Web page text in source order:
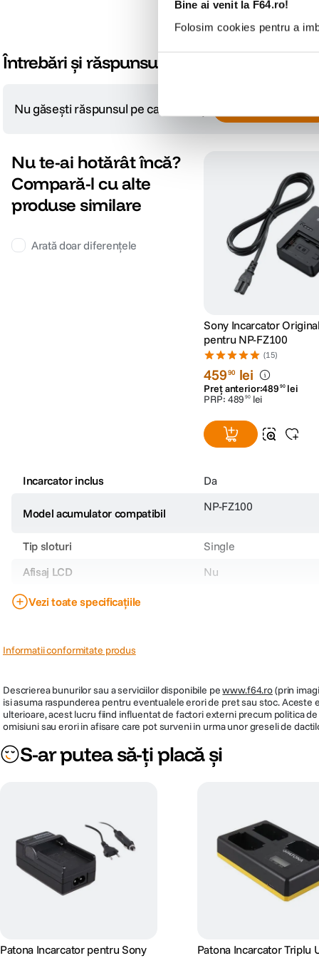
Bine ai venit la F64.ro!
Folosim cookies pentru a
Întrebări și răspunsuri
Nu găsești răspunsul pe care îl cauți?
Nu te-ai hotărât încă?
Compară-l cu alte
produse similare
Arată doar diferențele
Sony Incarcator
pentru NP-FZ100
(15)
45990 lei
Preț anterior:489 90 lei
PRP: 489 90 lei
Incarcator inclus Da
Model acumulator compatibil NP-FZ100
Tip sloturi Single
Afisaj LCD
Nu
Timp de incarcare
Port USB Nu
Alfa a9 , Alfa a7R III ,
Vezi toate specificațiile
Informatii conformitate produs
Descrierea bunurilor sau a serviciilor disponibile pewww.f64.ro(prin
isi asuma raspunderea pentru eventualele erori de pret sau stoc.
ulterioare, acest lucru fiind influentat de factori externi precum politica
omisiuni sau erori in afisare care pot surveni in urma unor greseli de
S-ar putea să-ți placă și
Patona Incarcator pentru Sony
Patona Incarcator Triplu